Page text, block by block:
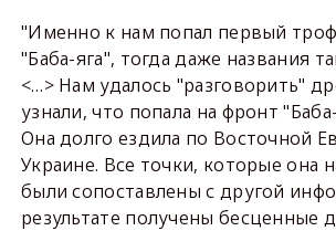
"Именно к нам попал первый
"Баба-яга", тогда даже названия
<…> Нам удалось "разговорить"
узнали, что попала на фронт
Она долго ездила по Восточной
Украине. Все точки, которые она
были сопоставлены с другой
результате получены бесценные